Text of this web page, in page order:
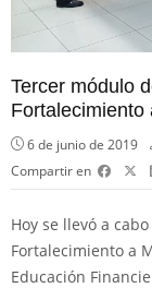
Tercer módulo
Fortalecimiento
6 de junio de 2019
Compartir en
Hoy se llevó a
Fortalecimiento a
Educación